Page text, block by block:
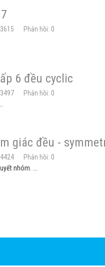
Phản hồi: 0
6 đều cyclic
Phản hồi: 0
giác đều -
Phản hồi: 0
nhóm. ...